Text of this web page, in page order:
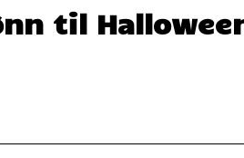
til